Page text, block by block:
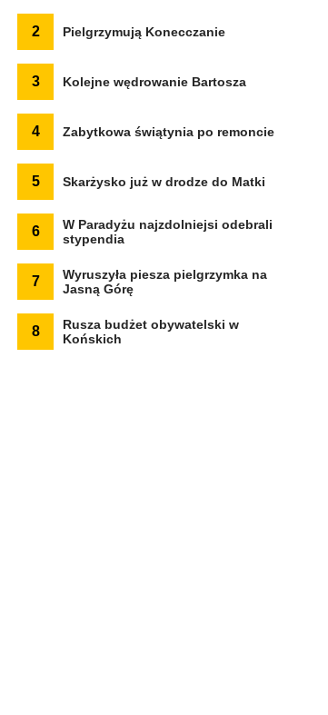
2 Pielgrzymują Konecczanie
3 Kolejne wędrowanie Bartosza
4 Zabytkowa świątynia po remoncie
5 Skarżysko już w drodze do Matki
6
W Paradyżu najzdolniejsi odebrali
stypendia
7
Wyruszyła piesza pielgrzymka na
Jasną Górę
8
Rusza budżet obywatelski w
Końskich